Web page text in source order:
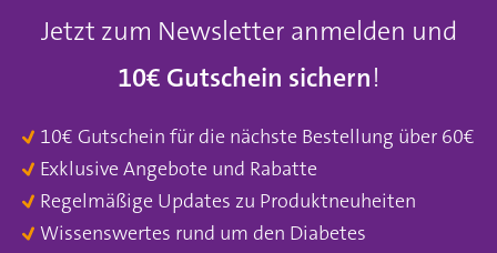
Jetzt zum Newsletter anmelden und
10€ Gutschein sichern!
10€ Gutschein für die nächste Bestellung über 60€
Exklusive Angebote und Rabatte
Regelmäßige Updates zu Produktneuheiten
Wissenswertes rund um den Diabetes